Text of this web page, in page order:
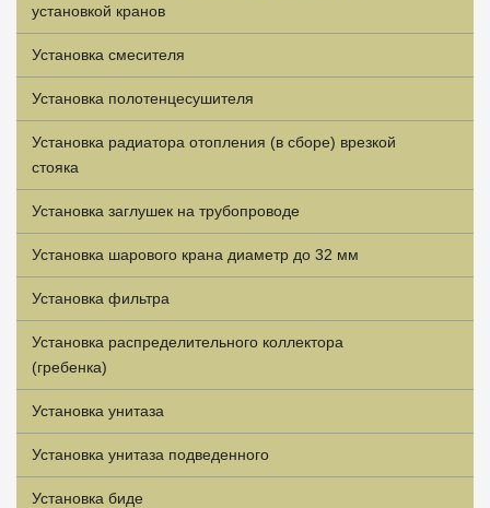
установкой кранов
Установка смесителя
Установка полотенцесушителя
Установка радиатора отопления (в сборе) врезкой
стояка
Установка заглушек на трубопроводе
Установка шарового крана диаметр до 32 мм
Установка фильтра
Установка распределительного коллектора
(гребенка)
Установка унитаза
Установка унитаза подведенного
Установка биде